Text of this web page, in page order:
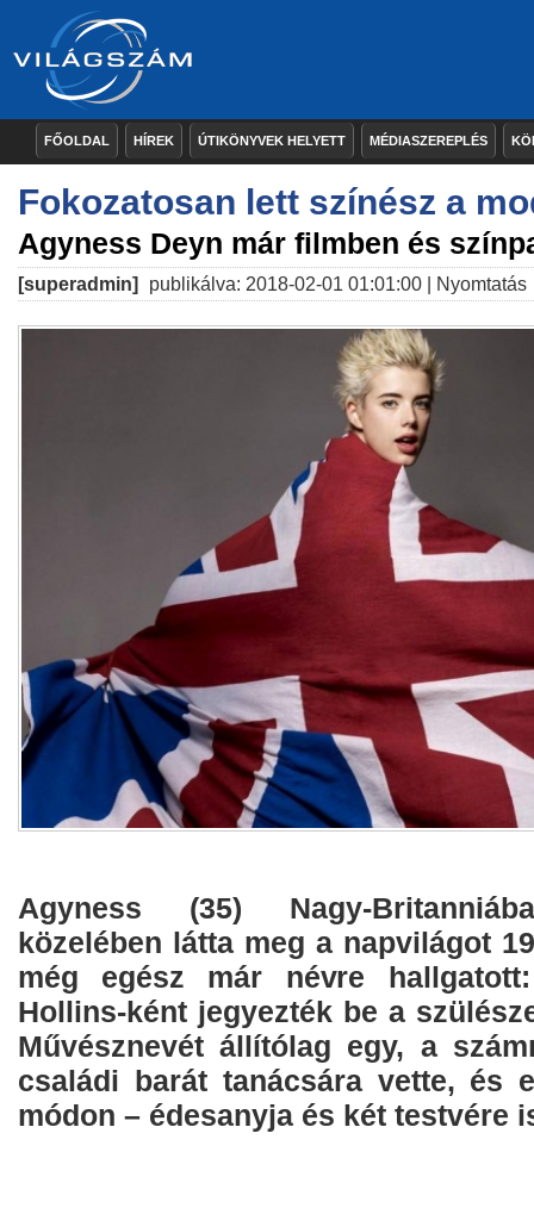
FŐOLDAL HÍREK ÚTIKÖNYVEK HELYETT MÉDIASZEREPLÉS
Fokozatosan lett színész a
Agyness Deyn már filmben és
[superadmin] publikálva: 2018-02-01 01:01:00 | Nyomtatás
Agyness (35) Nagy-
közelében látta meg a napvilágot
még egész már névre
Hollins-ként jegyezték be a
Művésznevét állítólag egy, a
családi barát tanácsára vette, és
módon – édesanyja és két testvére